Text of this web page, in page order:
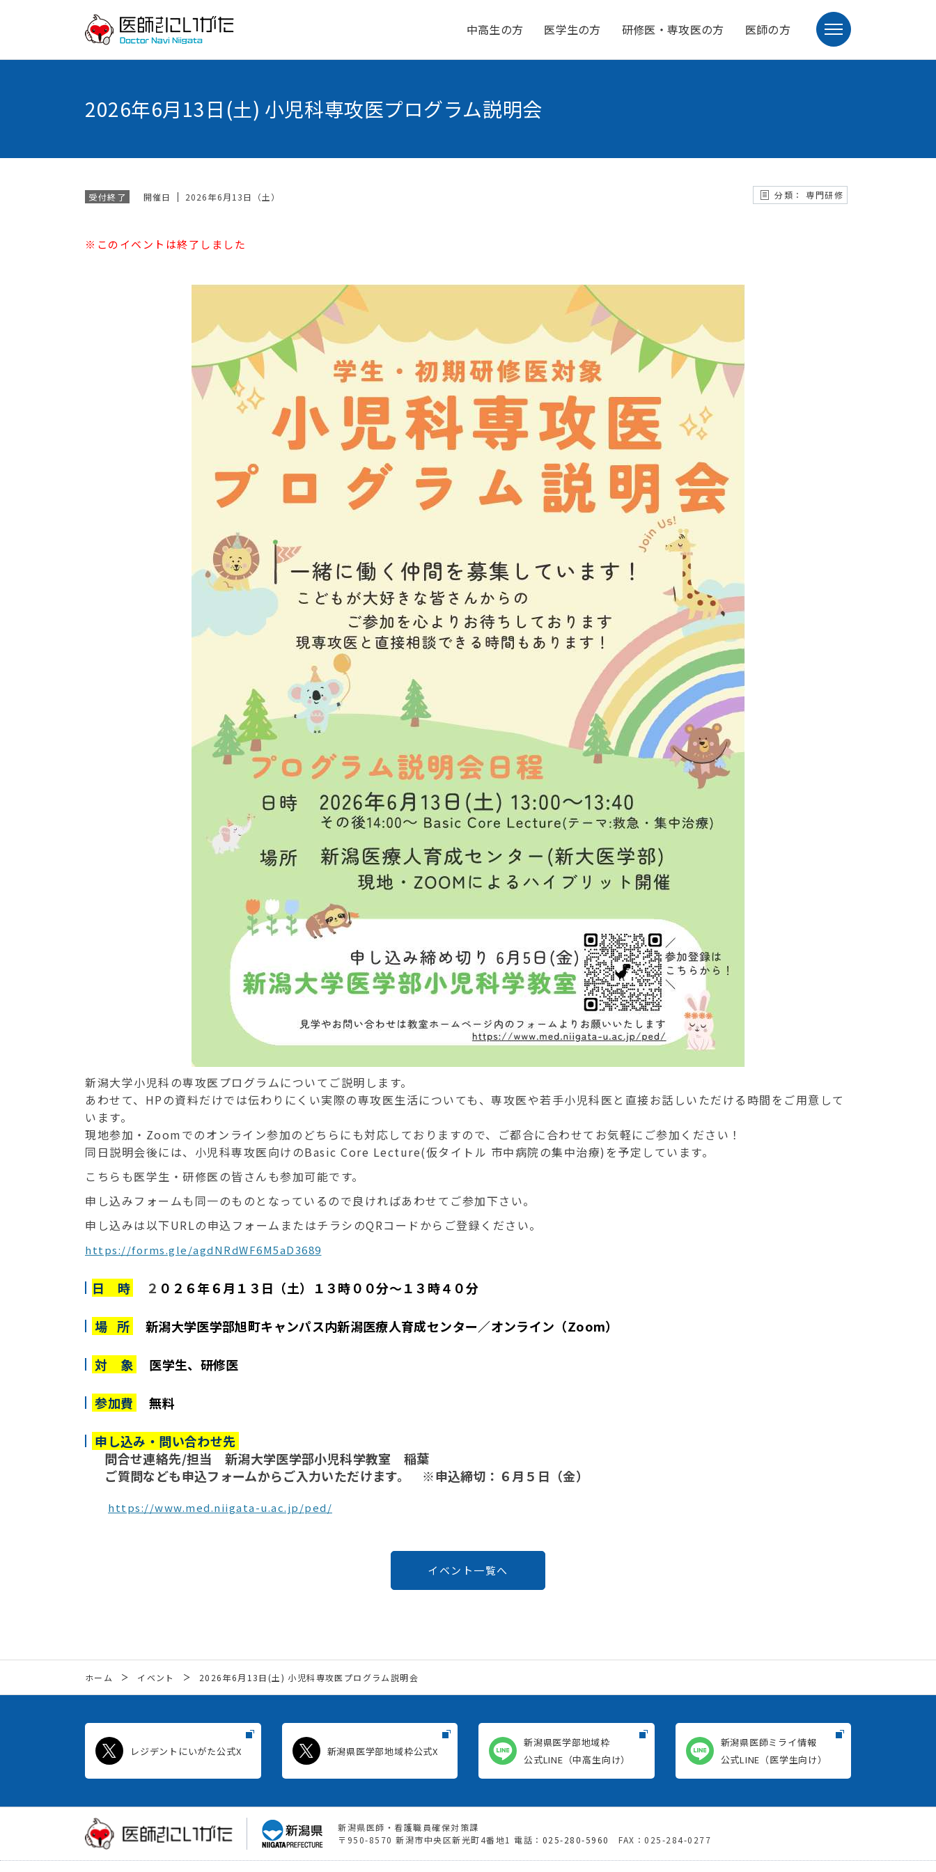
中高生の方 医学生の方 研修医・専攻医の方 医師の方
2026年6月13日(土) 小児科専攻医プログラム説明会
受付終了 開催日 2026年6月13日（土） 分類： 専門研修
※このイベントは終了しました
新潟大学小児科の専攻医プログラムについてご説明します。
あわせて、HPの資料だけでは伝わりにくい実際の専攻医生活についても、専攻医や若手小児科医と直接お話しいただける時間をご用意して
います。
現地参加・Zoomでのオンライン参加のどちらにも対応しておりますので、ご都合に合わせてお気軽にご参加ください！
同日説明会後には、小児科専攻医向けのBasic Core Lecture(仮タイトル 市中病院の集中治療)を予定しています。
こちらも医学生・研修医の皆さんも参加可能です。
申し込みフォームも同一のものとなっているので良ければあわせてご参加下さい。
申し込みは以下URLの申込フォームまたはチラシのQRコードからご登録ください。
https://forms.gle/agdNRdWF6M5aD3689
日 時 ２ ０２６年６月１３日（土）１３時００分～１３時４０分
場 所 新潟大学医学部旭町キャンパス内新潟医療人育成センター／オンライン（Zoom）
対 象 医学生、研修医
参加費 無料
申し込み・問い合わせ先
問合せ連絡先/担当 新潟大学医学部小児科学教室 稲葉
ご質問なども申込フォームからご入力いただけます。 ※申込締切：６月５日（金）
https://www.med.niigata-u.ac.jp/ped/
イベント一覧へ
ホーム イベント 2026年6月13日(土) 小児科専攻医プログラム説明会
レジデントにいがた公式X 新潟県医学部地域枠公式X
新潟県医学部地域枠
公式LINE（中高生向け）
新潟県医師ミライ情報
公式LINE（医学生向け）
新潟県医師・看護職員確保対策課
〒950-8570 新潟市中央区新光町4番地1 電話： 025-280-5960 FAX：025-284-0277